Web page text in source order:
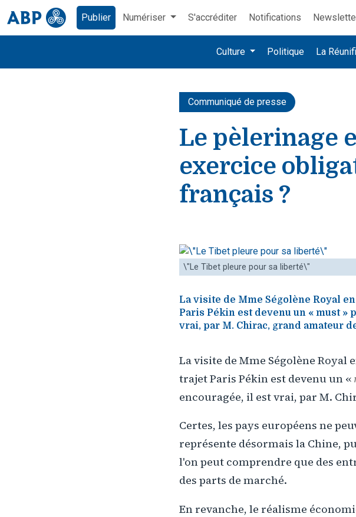
Publier Numériser S'accréditer Notifications
Culture Politique La
Communiqué de presse
Le pèlerinage
exercice
français ?
\"Le Tibet pleure pour sa liberté\"
La visite de Mme Ségolène Royal
Paris Pékin est devenu un « must
vrai, par M. Chirac, grand amateur
La visite de Mme Ségolène Royal
trajet Paris Pékin est devenu un «
encouragée, il est vrai, par M.
Certes, les pays européens ne
représente désormais la Chine,
l'on peut comprendre que des
des parts de marché.
En revanche, le réalisme